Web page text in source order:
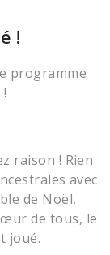
!
programme
raison ! Rien
avec
de Noël,
de tous, le
joué.